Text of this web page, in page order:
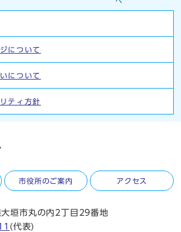
について
について
ティ方針
市役所のご案内 アクセス
垣市丸の内2丁目29番地
(代表)